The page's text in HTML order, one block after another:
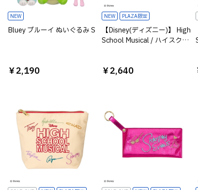
NEW
Bluey ブルーイ ぬいぐるみ S
￥2,190
NEW PLAZA限定
【Disney(ディズニー)】 High
School Musical / ハイスクー
￥2,640